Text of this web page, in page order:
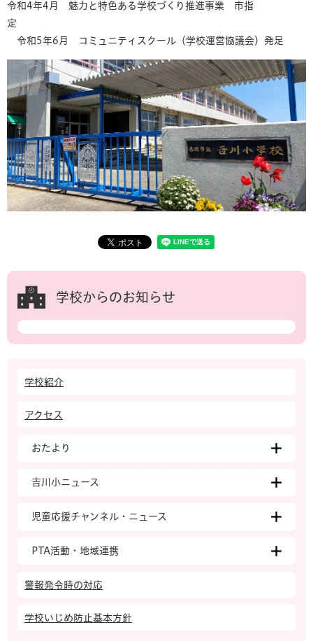
令和4年4月 魅力と特色ある学校づくり推進事業 市指
定
令和5年6月 コミュニティスクール（学校運営協議会）発足
学校からのお知らせ
学校紹介
アクセス
おたより
吉川小ニュース
児童応援チャンネル・ニュース
PTA活動・地域連携
警報発令時の対応
学校いじめ防止基本方針